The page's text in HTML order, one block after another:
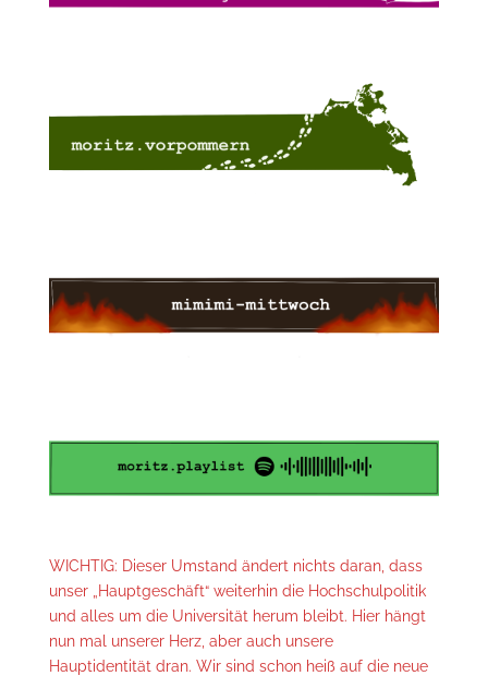
WICHTIG: Dieser Umstand ändert nichts daran, dass
unser „Hauptgeschäft“ weiterhin die Hochschulpolitik
und alles um die Universität herum bleibt. Hier hängt
nun mal unserer Herz, aber auch unsere
Hauptidentität dran. Wir sind schon heiß auf die neue